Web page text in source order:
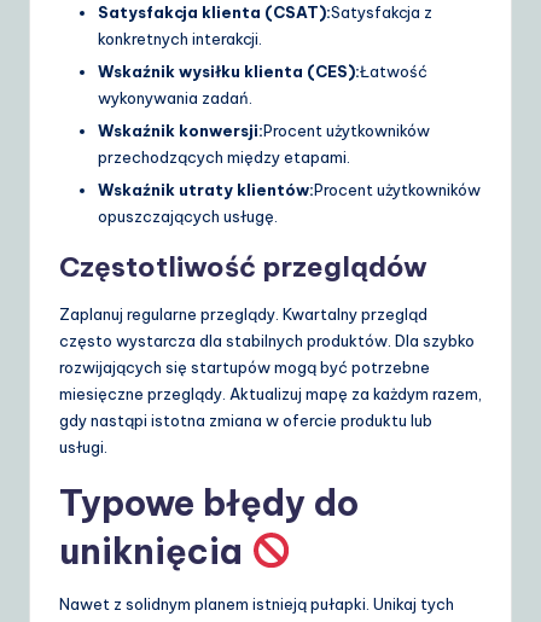
Satysfakcja klienta (CSAT):Satysfakcja z
konkretnych interakcji.
Wskaźnik wysiłku klienta (CES):Łatwość
wykonywania zadań.
Wskaźnik konwersji:Procent użytkowników
przechodzących między etapami.
Wskaźnik utraty klientów:Procent użytkowników
opuszczających usługę.
Częstotliwość przeglądów
Zaplanuj regularne przeglądy. Kwartalny przegląd
często wystarcza dla stabilnych produktów. Dla szybko
rozwijających się startupów mogą być potrzebne
miesięczne przeglądy. Aktualizuj mapę za każdym razem,
gdy nastąpi istotna zmiana w ofercie produktu lub
usługi.
Typowe błędy do
uniknięcia
Nawet z solidnym planem istnieją pułapki. Unikaj tych